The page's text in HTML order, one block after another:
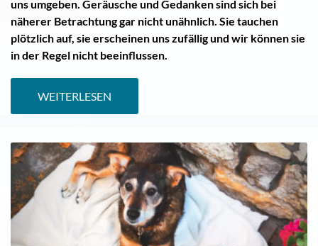
uns umgeben. Geräusche und Gedanken sind sich bei
näherer Betrachtung gar nicht unähnlich. Sie tauchen
plötzlich auf, sie erscheinen uns zufällig und wir können sie
in der Regel nicht beeinflussen.
WEITERLESEN